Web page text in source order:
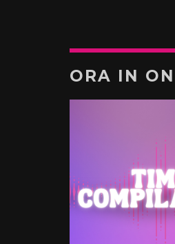
ORA IN